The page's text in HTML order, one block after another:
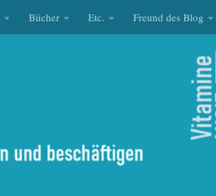
Bücher Etc. Freund des Blog